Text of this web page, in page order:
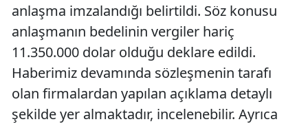
anlaşma imzalandığı belirtildi. Söz konusu
anlaşmanın bedelinin vergiler hariç
11.350.000 dolar olduğu deklare edildi.
Haberimiz devamında sözleşmenin tarafı
olan firmalardan yapılan açıklama detaylı
şekilde yer almaktadır, incelenebilir. Ayrıca